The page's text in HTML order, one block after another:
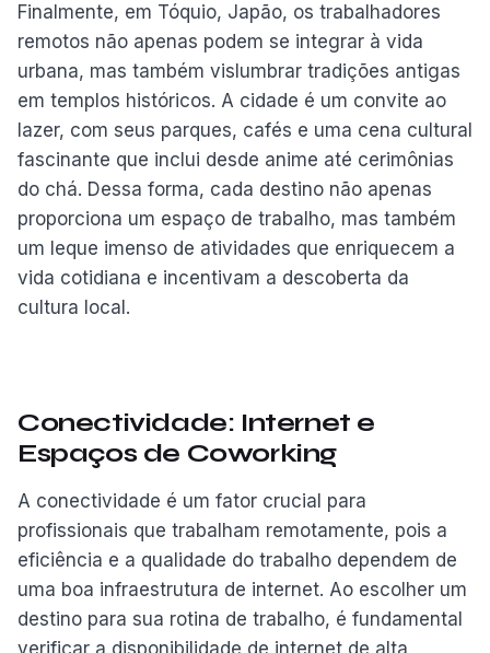
Finalmente, em Tóquio, Japão, os trabalhadores
remotos não apenas podem se integrar à vida
urbana, mas também vislumbrar tradições antigas
em templos históricos. A cidade é um convite ao
lazer, com seus parques, cafés e uma cena cultural
fascinante que inclui desde anime até cerimônias
do chá. Dessa forma, cada destino não apenas
proporciona um espaço de trabalho, mas também
um leque imenso de atividades que enriquecem a
vida cotidiana e incentivam a descoberta da
cultura local.
Conectividade: Internet e
Espaços de Coworking
A conectividade é um fator crucial para
profissionais que trabalham remotamente, pois a
eficiência e a qualidade do trabalho dependem de
uma boa infraestrutura de internet. Ao escolher um
destino para sua rotina de trabalho, é fundamental